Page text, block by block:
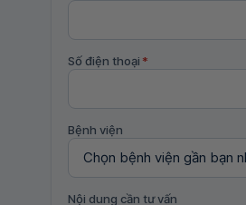
Số điện thoại *
Bệnh viện
Nội dung cần tư vấn